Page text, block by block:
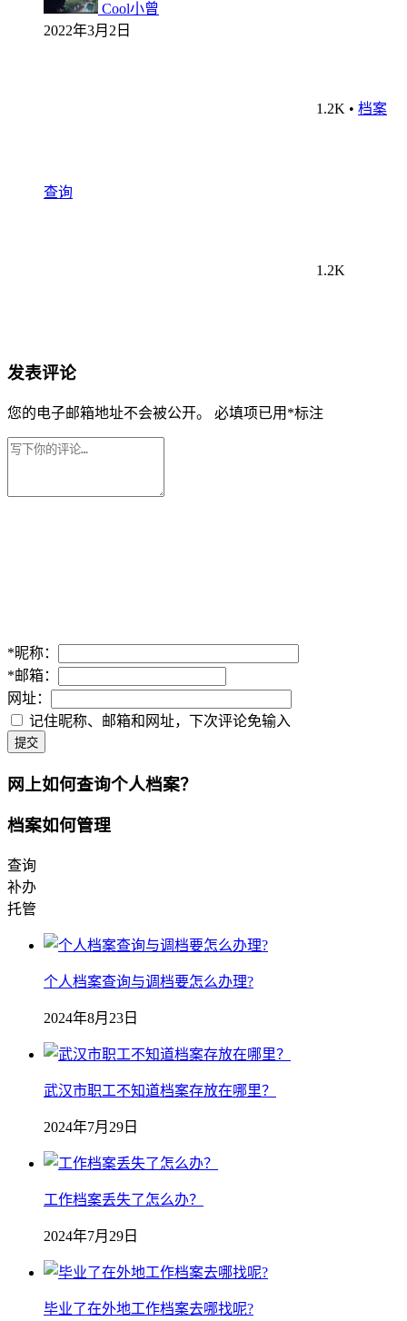
Cool小曾
2022年3月2日
1.2K • 档案
查询
1.2K
发表评论
您的电子邮箱地址不会被公开。 必填项已用 *标注
*昵称：
*邮箱：
网址：
记住昵称、邮箱和网址，下次评论免输入
提交
网上如何查询个人档案？
档案如何管理
查询
补办
托管
个人档案查询与调档要怎么办理?
2024年8月23日
武汉市职工不知道档案存放在哪里？
2024年7月29日
工作档案丢失了怎么办？
2024年7月29日
毕业了在外地工作档案去哪找呢?